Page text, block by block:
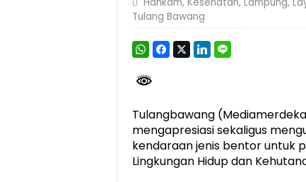
Dirut Jasa Raharja Dampingi
Jasa Raharja Jamin Seluruh Korban
Purnama Wulan Sari Mirza Buka
Tulang Bawang
Tulangbawang
mengapresiasi sekaligus
kendaraan jenis bentor untuk
Lingkungan Hidup dan